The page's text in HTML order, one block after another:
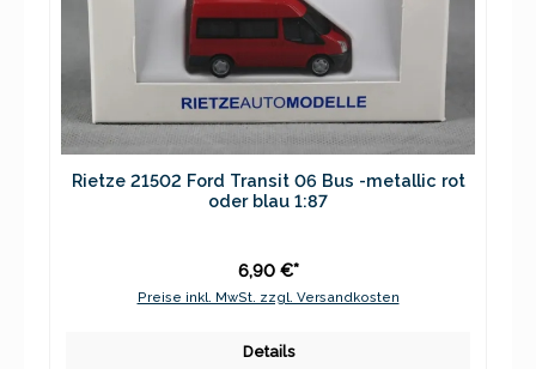
Rietze 21502 Ford Transit 06 Bus -metallic rot
oder blau 1:87
6,90 €*
Preise inkl. MwSt. zzgl. Versandkosten
Details